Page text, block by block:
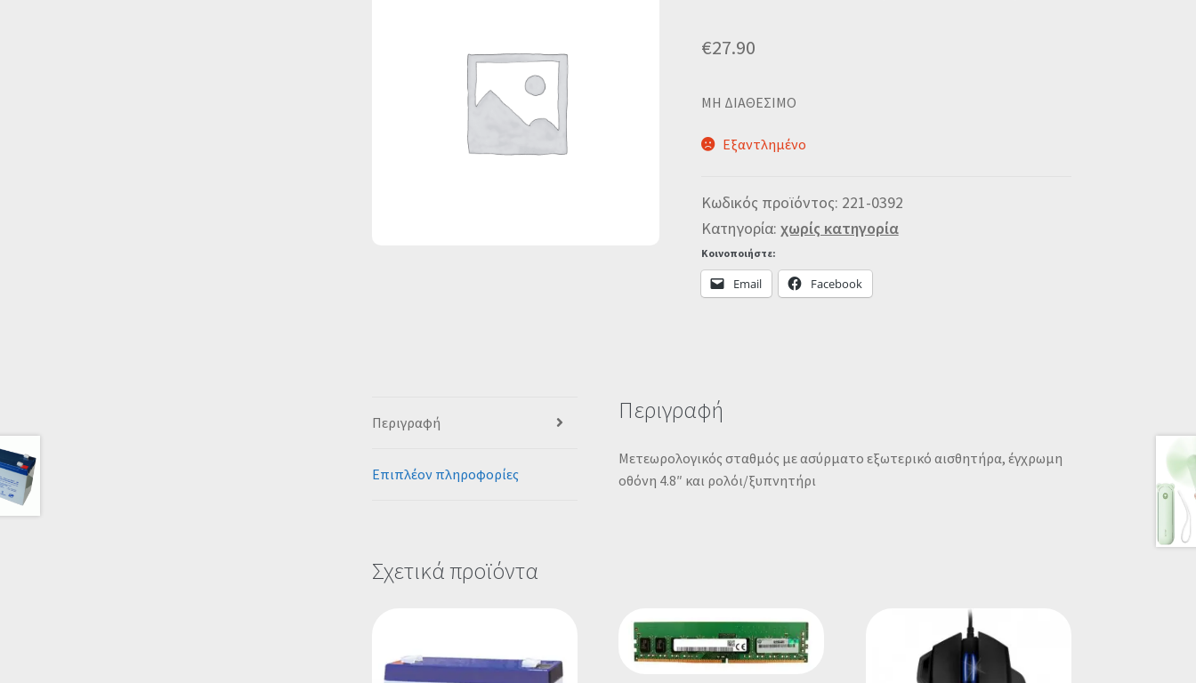
€27.90
MΗ ΔΙΑΘΕΣΙΜΟ
Εξαντλημένο
Κωδικός προϊόντος: 221-0392
Κατηγορία: χωρίς κατηγορία
Κοινοποιήστε:
Email Facebook
Περιγραφή
Επιπλέον πληροφορίες
Περιγραφή
Μετεωρολογικός σταθμός με ασύρματο εξωτερικό αισθητήρα, έγχρωμη
οθόνη 4.8″ και ρολόι/ξυπνητήρι
Σχετικά προϊόντα